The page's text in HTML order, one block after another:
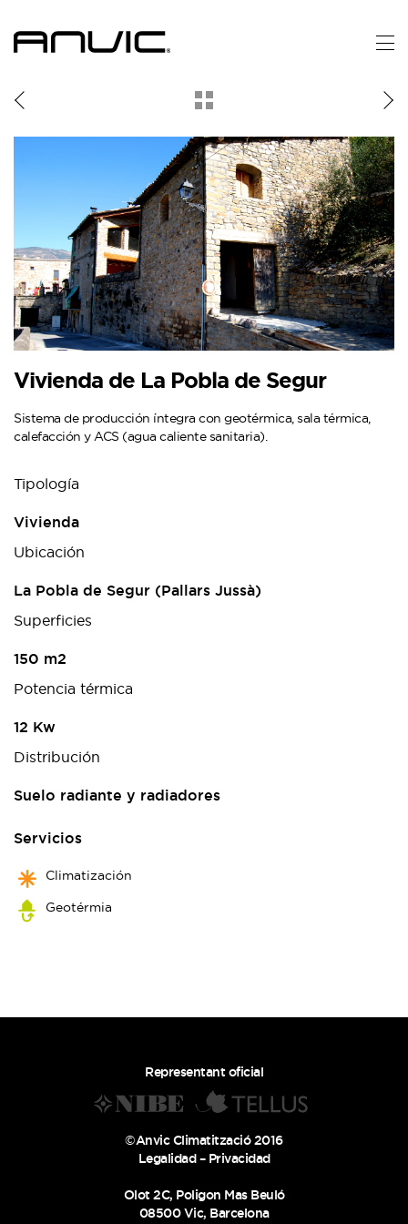
Volver
a
proyectos
Vivienda de La Pobla de Segur
Sistema de producción íntegra con geotérmica, sala térmica,
calefacción y ACS (agua caliente sanitaria).
Tipología
Vivienda
Ubicación
La Pobla de Segur (Pallars Jussà)
Superficies
150 m2
Potencia térmica
12 Kw
Distribución
Suelo radiante y radiadores
Servicios
Climatización
Geotérmia
Representant oficial
©Anvic Climatització 2016
Legalidad– Privacidad
Olot 2C, Poligon Mas Beuló
08500 Vic, Barcelona